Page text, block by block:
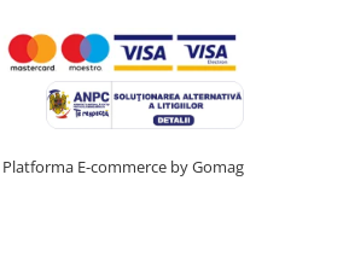
Platforma E-commerce by Gomag